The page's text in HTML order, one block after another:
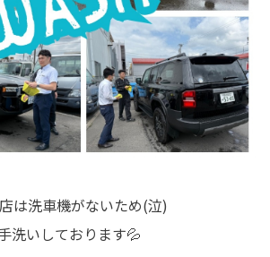
は洗車機がないため(泣)
洗いしております💦